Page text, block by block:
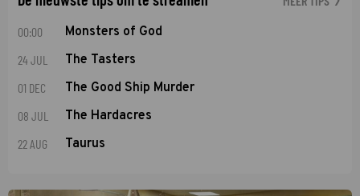
00:00 Monsters of God
24 JUL The Tasters
01 DEC The Good Ship Murder
08 JUL The Hardacres
22 AUG Taurus